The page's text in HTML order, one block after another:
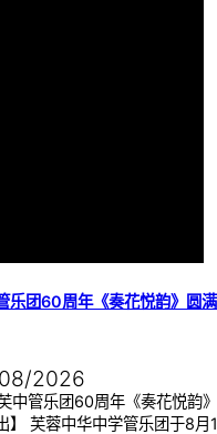
乐团60周年《奏花悦韵》圆
2026
芙中管乐团60周年《奏花悦韵
】 芙蓉中华中学管乐团于8月